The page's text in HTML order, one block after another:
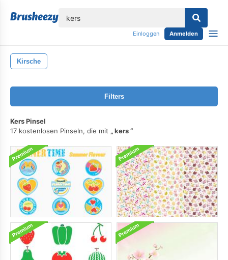
Einloggen Anmelden
Kirsche
Filters
Kers Pinsel
17 kostenlosen Pinseln, die mit
kers